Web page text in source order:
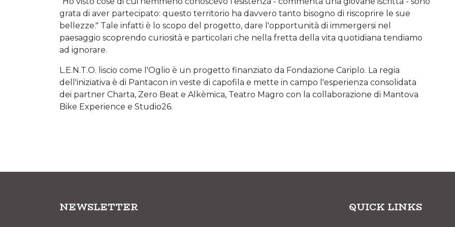
grata di aver partecipato: questo territorio ha davvero tanto bisogno di riscoprire le sue
bellezze." Tale infatti è lo scopo del progetto, dare l'opportunità di immergersi nel
paesaggio scoprendo curiosità e particolari che nella fretta della vita quotidiana tendiamo
ad ignorare.
L.E.N.T.O. liscio come l'Oglio è un progetto finanziato da Fondazione Cariplo. La regia
dell'iniziativa è di Pantacon in veste di capofila e mette in campo l'esperienza consolidata
dei partner Charta, Zero Beat e Alkèmica, Teatro Magro con la collaborazione di Mantova
Bike Experience e Studio26.
NEWSLETTER QUICK LINKS